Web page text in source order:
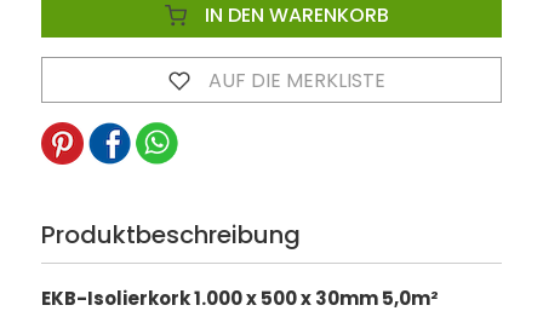
IN DEN WARENKORB
AUF DIE MERKLISTE
Produktbeschreibung
EKB-Isolierkork 1.000 x 500 x 30mm 5,0m²